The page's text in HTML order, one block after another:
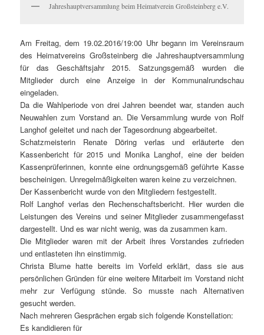
Jahreshauptversammlung beim Heimatverein Großsteinberg e.V.
Am Freitag, dem 19.02.2016/19:00 Uhr begann im Vereinsraum
des Heimatvereins Großsteinberg die Jahreshauptversammlung
für das Geschäftsjahr 2015. Satzungsgemäß wurden die
Mitglieder durch eine Anzeige in der Kommunalrundschau
eingeladen.
Da die Wahlperiode von drei Jahren beendet war, standen auch
Neuwahlen zum Vorstand an. Die Versammlung wurde von Rolf
Langhof geleitet und nach der Tagesordnung abgearbeitet.
Schatzmeisterin Renate Döring verlas und erläuterte den
Kassenbericht für 2015 und Monika Langhof, eine der beiden
Kassenprüferinnen, konnte eine ordnungsgemäß geführte Kasse
bescheinigen. Unregelmäßigkeiten waren keine zu verzeichnen.
Der Kassenbericht wurde von den Mitgliedern festgestellt.
Rolf Langhof verlas den Rechenschaftsbericht. Hier wurden die
Leistungen des Vereins und seiner Mitglieder zusammengefasst
dargestellt. Und es war nicht wenig, was da zusammen kam.
Die Mitglieder waren mit der Arbeit ihres Vorstandes zufrieden
und entlasteten ihn einstimmig.
Christa Blume hatte bereits im Vorfeld erklärt, dass sie aus
persönlichen Gründen für eine weitere Mitarbeit im Vorstand nicht
mehr zur Verfügung stünde. So musste nach Alternativen
gesucht werden.
Nach mehreren Gesprächen ergab sich folgende Konstellation:
Es kandidieren für